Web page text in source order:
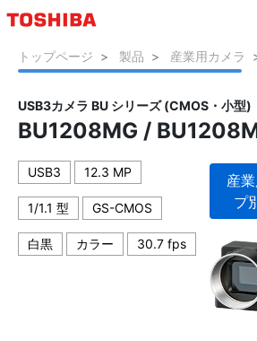
トップページ 製品 産業用カメラ
USB3カメラ BU シリーズ (CMOS・小型)
BU1208MG /
産
プ
USB3 12.3 MP
1/1.1 型 GS-CMOS
白黒 カラー 30.7 fps